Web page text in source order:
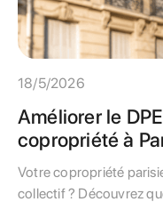
18/5/2026
Améliorer le
copropriété à
Votre copropriété
collectif ? Découvrez